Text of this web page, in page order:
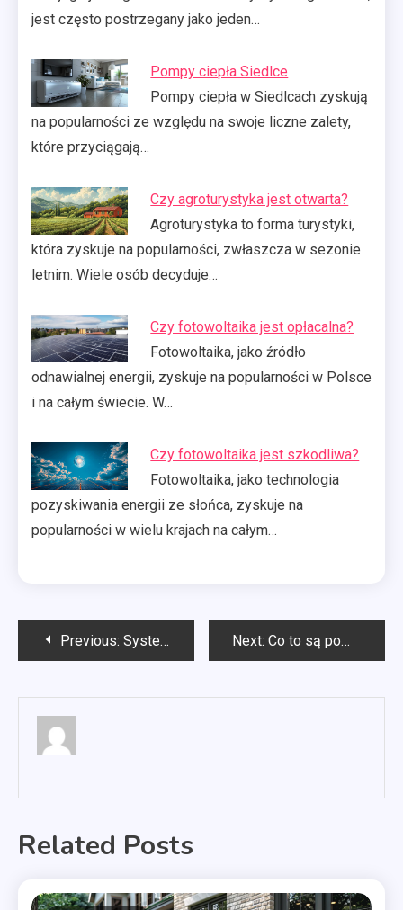
jest często postrzegany jako jeden…
Pompy ciepła Siedlce
Pompy ciepła w Siedlcach zyskują
na popularności ze względu na swoje liczne zalety,
które przyciągają…
Czy agroturystyka jest otwarta?
Agroturystyka to forma turystyki,
która zyskuje na popularności, zwłaszcza w sezonie
letnim. Wiele osób decyduje…
Czy fotowoltaika jest opłacalna?
Fotowoltaika, jako źródło
odnawialnej energii, zyskuje na popularności w Polsce
i na całym świecie. W…
Czy fotowoltaika jest szkodliwa?
Fotowoltaika, jako technologia
pozyskiwania energii ze słońca, zyskuje na
popularności w wielu krajach na całym…
Nawigacja
Previous: Systemy klimatyzacji Olsztyn Next: Co to są pompy ciepła?
Related Posts